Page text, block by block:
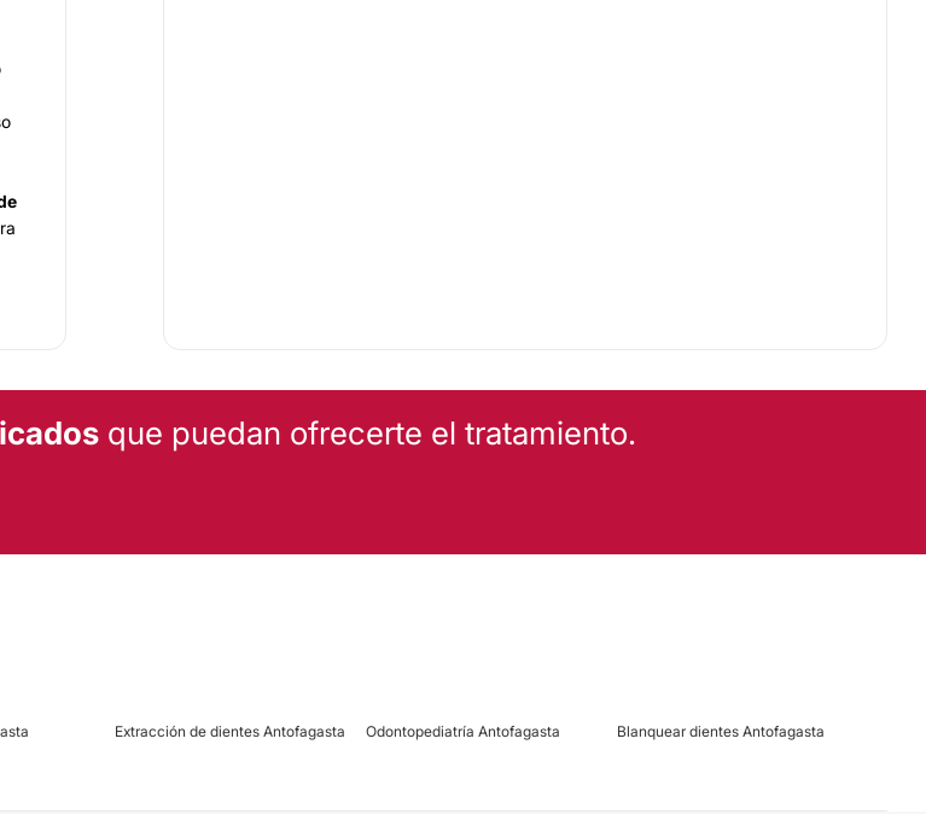
y
que puedan ofrecerte el tratamiento.
Extracción de dientes Antofagasta Odontopediatría Antofagasta Blanquear dientes Antofagasta